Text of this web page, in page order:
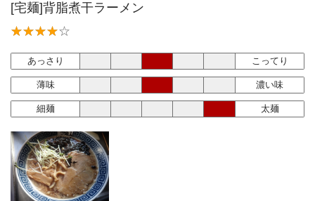
[宅麺]背脂煮干ラーメン
あっさり こってり
薄味 濃い味
細麺 太麺